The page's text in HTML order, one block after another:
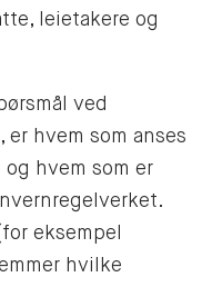
leietakere og
ved
hvem som anses
hvem som er
eksempel
hvilke